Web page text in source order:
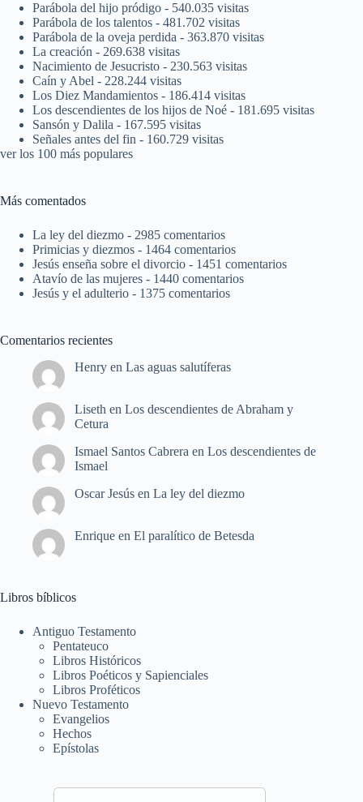
Parábola del hijo pródigo - 540.035 visitas
Parábola de los talentos - 481.702 visitas
Parábola de la oveja perdida - 363.870 visitas
La creación - 269.638 visitas
Nacimiento de Jesucristo - 230.563 visitas
Caín y Abel - 228.244 visitas
Los Diez Mandamientos - 186.414 visitas
Los descendientes de los hijos de Noé - 181.695 visitas
Sansón y Dalila - 167.595 visitas
Señales antes del fin - 160.729 visitas
ver los 100 más populares
Más comentados
La ley del diezmo - 2985 comentarios
Primicias y diezmos - 1464 comentarios
Jesús enseña sobre el divorcio - 1451 comentarios
Atavío de las mujeres - 1440 comentarios
Jesús y el adulterio - 1375 comentarios
Comentarios recientes
Henry en Las aguas salutíferas
Liseth en Los descendientes de Abraham y
Cetura
Ismael Santos Cabrera en Los descendientes de
Ismael
Oscar Jesús en La ley del diezmo
Enrique en El paralítico de Betesda
Libros bíblicos
Antiguo Testamento
Pentateuco
Libros Históricos
Libros Poéticos y Sapienciales
Libros Proféticos
Nuevo Testamento
Evangelios
Hechos
Epístolas